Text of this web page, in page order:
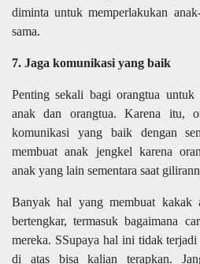
diminta untuk memperlakukan
sama.
7. Jaga komunikasi yang baik
Penting sekali bagi orangtua untuk
anak dan orangtua. Karena itu,
komunikasi yang baik dengan
membuat anak jengkel karena
anak yang lain sementara saat
Banyak hal yang membuat kakak
bertengkar, termasuk bagaimana
mereka. SSupaya hal ini tidak
di atas bisa kalian terapkan.